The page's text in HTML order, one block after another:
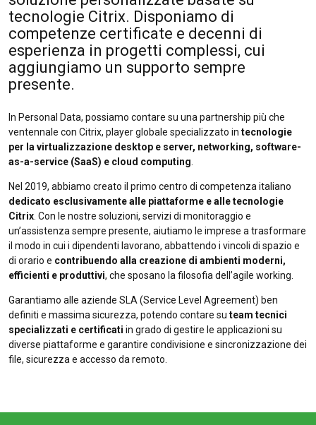
tecnologie Citrix. Disponiamo di
competenze certificate e decenni di
esperienza in progetti complessi, cui
aggiungiamo un supporto sempre
presente.
In Personal Data, possiamo contare su una partnership più che
ventennale con Citrix, player globale specializzato in tecnologie
per la virtualizzazione desktop e server, networking, software-
as-a-service (SaaS) e cloud computing
Nel 2019, abbiamo creato il primo centro di competenza italiano
dedicato esclusivamente alle piattaforme e alle tecnologie
Citrix . Con le nostre soluzioni, servizi di monitoraggio e
un’assistenza sempre presente, aiutiamo le imprese a trasformare
il modo in cui i dipendenti lavorano, abbattendo i vincoli di spazio e
di orario e contribuendo alla creazione di ambienti moderni,
efficienti e produttivi, che sposano la filosofia dell’agile working.
Garantiamo alle aziende SLA (Service Level Agreement) ben
definiti e massima sicurezza, potendo contare su team tecnici
specializzati e certificati in grado di gestire le applicazioni su
diverse piattaforme e garantire condivisione e sincronizzazione dei
file, sicurezza e accesso da remoto.